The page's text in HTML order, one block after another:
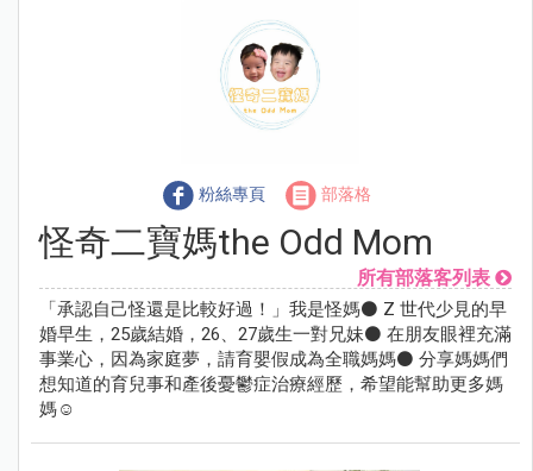
粉絲專頁 部落格
怪奇二寶媽the Odd Mom
所有部落客列表
「承認自己怪還是比較好過！」我是怪媽⚫ Z 世代少見的早
婚早生，25歲結婚，26、27歲生一對兄妹⚫ 在朋友眼裡充滿
事業心，因為家庭夢，請育嬰假成為全職媽媽⚫ 分享媽媽們
想知道的育兒事和產後憂鬱症治療經歷，希望能幫助更多媽
媽☺